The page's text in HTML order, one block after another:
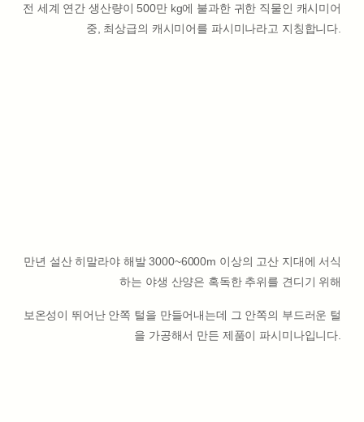
전 세계 연간 생산량이 500만 kg에 불과한 귀한 직물인 캐시미어
중, 최상급의 캐시미어를 파시미나라고 지칭합니다.
만년 설산 히말라야 해발 3000~6000m 이상의 고산 지대에 서식
하는 야생 산양은 혹독한 추위를 견디기 위해
보온성이 뛰어난 안쪽 털을 만들어내는데 그 안쪽의 부드러운 털
을 가공해서 만든 제품이 파시미나입니다.